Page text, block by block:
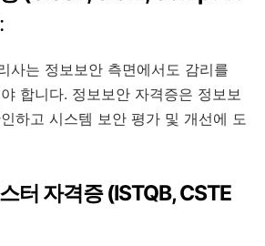
:
사는 정보보안 측면에서도 감리를
합니다. 정보보안 자격증은 정보보
하고 시스템 보안 평가 및 개선에 도
터 자격증 (ISTQB, CSTE